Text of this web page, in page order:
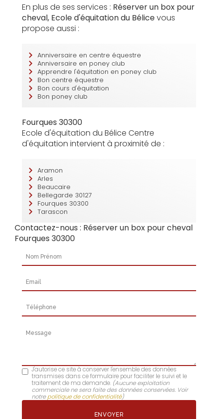
En plus de ses services : Réserver un box pour
cheval, Ecole d'équitation du Bélicevous
propose aussi :
Anniversaire en centre équestre
Anniversaire en poney club
Apprendre l'équitation en poney club
Bon centre équestre
Bon cours d'équitation
Bon poney club
Fourques 30300
Ecole d'équitation du Bélice Centre
d'équitation intervient à proximité de :
Aramon
Arles
Beaucaire
Bellegarde 30127
Fourques 30300
Tarascon
Contactez-nous : Réserver un box pour cheval
Fourques 30300
Nom Prénom
Email
Téléphone
Message
J'autorise ce site à conserver l'ensemble des données
transmises dans ce formulaire pour faciliter le suivi et le
traitement de ma demande. (Aucune exploitation
commerciale ne sera faite des données conservées. Voir
notrepolitique de confidentialité)